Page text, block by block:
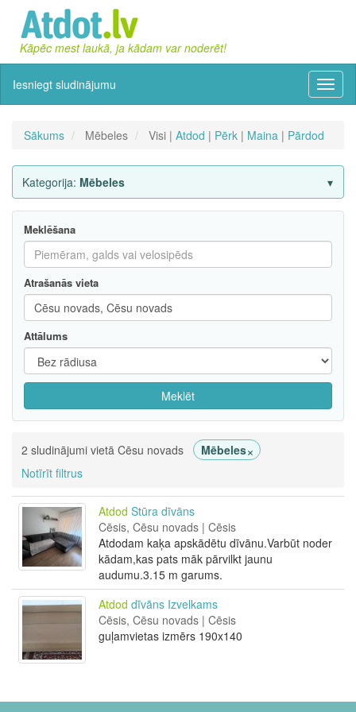
Kāpēc mest laukā, ja kādam var noderēt!
Iesniegt sludinājumu
Sākums Mēbeles Visi | Atdod | Pērk | Maina | Pārdod
Kategorija: Mēbeles
Meklēšana
Atrašanās vieta
Attālums
Meklēt
2 sludinājumi vietā Cēsu novads Mēbeles×
Notīrīt filtrus
Atdod Stūra dīvāns
Cēsis, Cēsu novads | Cēsis
Atdodam kaķa apskādētu dīvānu.Varbūt noder
kādam,kas pats māk pārvilkt jaunu
audumu.3.15 m garums.
Atdod dīvāns Izvelkams
Cēsis, Cēsu novads | Cēsis
guļamvietas izmērs 190x140